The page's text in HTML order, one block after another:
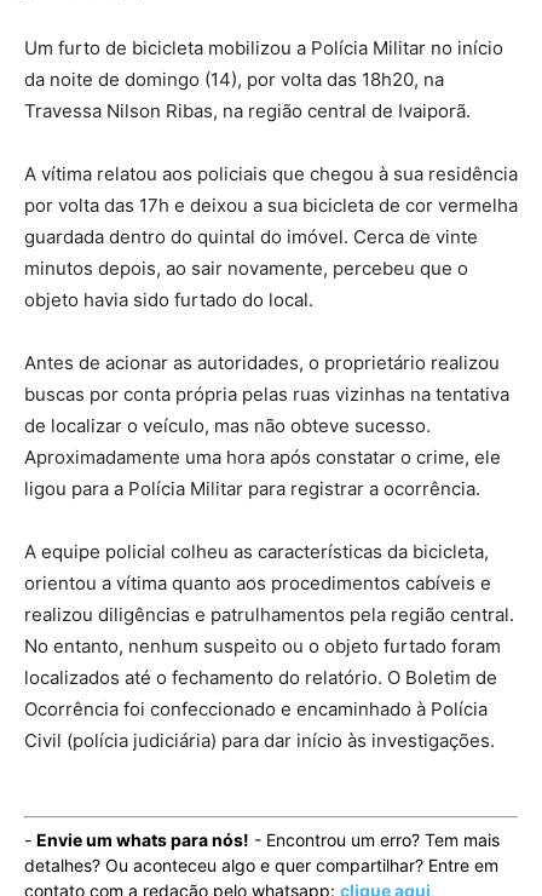
Um furto de bicicleta mobilizou a Polícia Militar no início
da noite de domingo (14), por volta das 18h20, na
Travessa Nilson Ribas, na região central de Ivaiporã.
A vítima relatou aos policiais que chegou à sua residência
por volta das 17h e deixou a sua bicicleta de cor vermelha
guardada dentro do quintal do imóvel. Cerca de vinte
minutos depois, ao sair novamente, percebeu que o
objeto havia sido furtado do local.
Antes de acionar as autoridades, o proprietário realizou
buscas por conta própria pelas ruas vizinhas na tentativa
de localizar o veículo, mas não obteve sucesso.
Aproximadamente uma hora após constatar o crime, ele
ligou para a Polícia Militar para registrar a ocorrência.
A equipe policial colheu as características da bicicleta,
orientou a vítima quanto aos procedimentos cabíveis e
realizou diligências e patrulhamentos pela região central.
No entanto, nenhum suspeito ou o objeto furtado foram
localizados até o fechamento do relatório. O Boletim de
Ocorrência foi confeccionado e encaminhado à Polícia
Civil (polícia judiciária) para dar início às investigações.
- Envie um whats para nós! - Encontrou um erro? Tem mais
detalhes? Ou aconteceu algo e quer compartilhar? Entre em
contato com a redação pelo whatsapp: clique aqui